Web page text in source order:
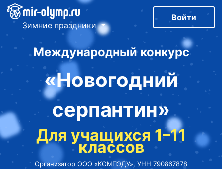
Зимние праздники
Войти
Международный конкурс
«Новогодний
серпантин»
Для учащихся 1–11
классов
Организатор ООО «КОМПЭДУ», УНН 790867878